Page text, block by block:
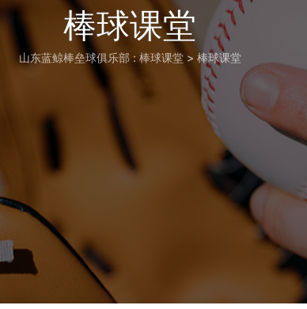
棒球课堂
山东蓝鲸棒垒球俱乐部 : 棒球课堂> 棒球课堂